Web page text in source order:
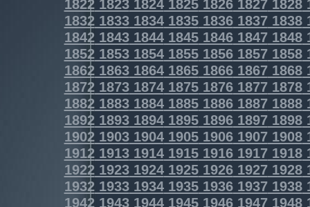
1822182318241825182618271828
1832183318341835183618371838
1842184318441845184618471848
1852185318541855185618571858
1862186318641865186618671868
1872187318741875187618771878
1882188318841885188618871888
1892189318941895189618971898
1902190319041905190619071908
1912191319141915191619171918
1922192319241925192619271928
1932193319341935193619371938
1942194319441945194619471948